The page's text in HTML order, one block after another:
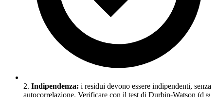
2. Indipendenza: i residui devono essere indipendenti, senza
autocorrelazione. Verificare con il test di Durbin-Watson (d ≈